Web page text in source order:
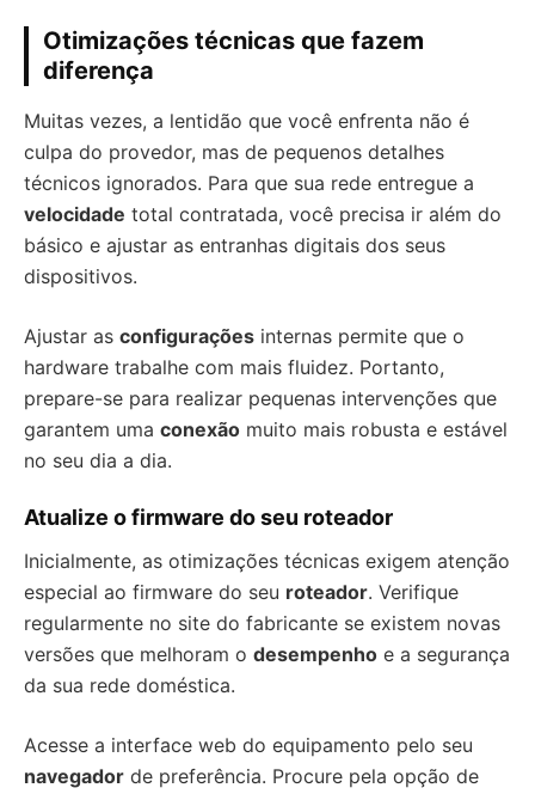
Otimizações técnicas que fazem
diferença
Muitas vezes, a lentidão que você enfrenta não é
culpa do provedor, mas de pequenos detalhes
técnicos ignorados. Para que sua rede entregue a
velocidade total contratada, você precisa ir além do
básico e ajustar as entranhas digitais dos seus
dispositivos.
Ajustar as configurações internas permite que o
hardware trabalhe com mais fluidez. Portanto,
prepare-se para realizar pequenas intervenções que
garantem uma conexão muito mais robusta e estável
no seu dia a dia.
Atualize o firmware do seu roteador
Inicialmente, as otimizações técnicas exigem atenção
especial ao firmware do seu roteador. Verifique
regularmente no site do fabricante se existem novas
versões que melhoram o desempenho e a segurança
da sua rede doméstica.
Acesse a interface web do equipamento pelo seu
navegador de preferência. Procure pela opção de